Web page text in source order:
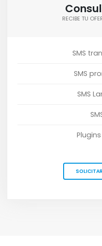
RECIBE TU
SMS
SMS
SMS